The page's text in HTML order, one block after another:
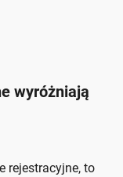
wyróżniają
rejestracyjne, to